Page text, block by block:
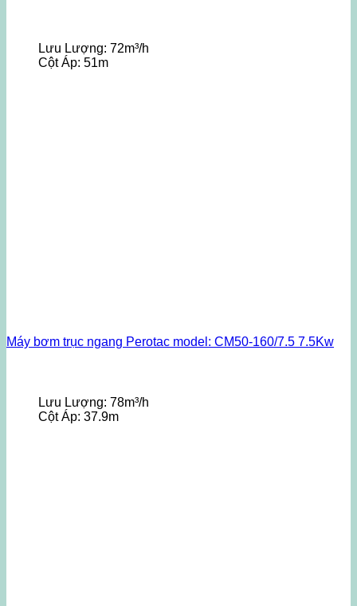
Lưu Lượng: 72m³/h
Cột Áp: 51m
Máy bơm trục ngang Perotac model: CM50-160/7.5 7.5Kw
Lưu Lượng: 78m³/h
Cột Áp: 37.9m